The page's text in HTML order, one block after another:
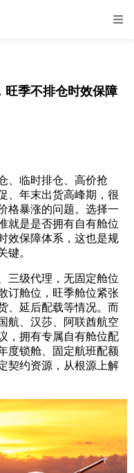
旺季不排仓时效保障
临时排仓、高价抢
、年末出货高峰期，很
格暴涨的问题。选择一
就是是否拥有自有舱位
效保障体系，这也是规
键。
级代理，无固定舱位
订舱位，旺季舱位紧张
、延后配载等情况。而
航、汉莎、阿联酋航空
，拥有专属自有舱位配
度锁舱、固定航班配额
契约资源，从根源上解